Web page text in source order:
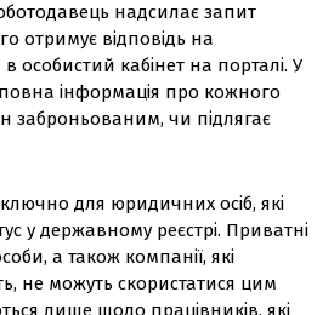
надсилає запит
отримує відповідь на
особистий кабінет на порталі. У
повна інформація про кожного
заброньованим, чи підлягає
для юридичних осіб, які
у державному реєстрі. Приватні
а також компанії, які
не можуть скористатися цим
лише щодо працівників, які